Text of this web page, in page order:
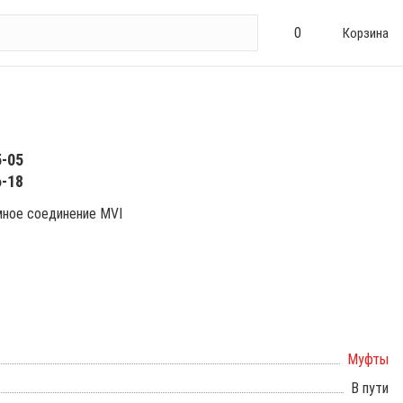
0 Корзина
05
18
соединение MVI
Муфты
В пути